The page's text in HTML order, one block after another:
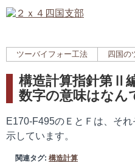
ツーバイフォー工法 四国の
構造計算指針第Ⅱ
数字の意味はなん
E170‐F495のＥとＦは、それ
示しています。
関連タグ: 構造計算